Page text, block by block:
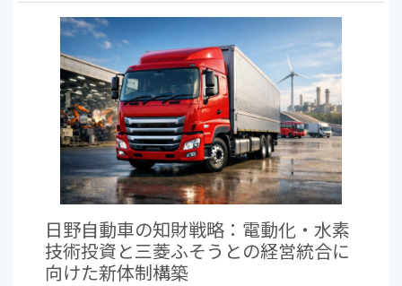
日野自動車の知財戦略：電動化・水素
技術投資と三菱ふそうとの経営統合に
向けた新体制構築